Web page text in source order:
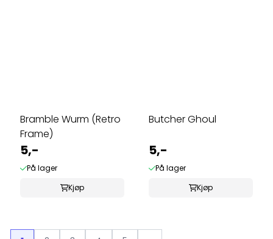
Bramble Wurm (Retro
Frame)
5,-
På lager
Kjøp
Butcher Ghoul
5,-
På lager
Kjøp